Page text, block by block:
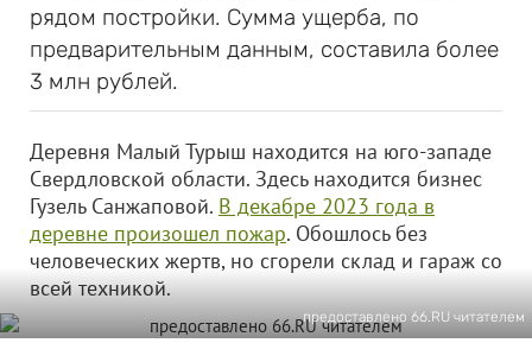
рядом постройки. Сумма ущерба, по
предварительным данным, составила более
3 млн рублей.
Деревня Малый Турыш находится на юго-западе
Свердловской области. Здесь находится бизнес
Гузель Санжаповой. В декабре 2023 года в
деревне произошел пожар. Обошлось без
человеческих жертв, но сгорели склад и гараж со
всей техникой.
предоставлено 66.RU читателем